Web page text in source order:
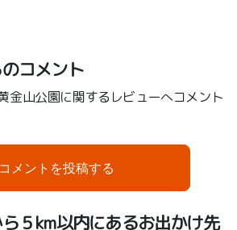
コメント
金山公園に関するレビューへコメント
コメントを投稿する
５km以内にあるお出かけ先